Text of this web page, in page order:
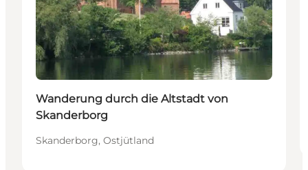
Wanderung durch die Altstadt von
Skanderborg
Skanderborg, Ostjütland